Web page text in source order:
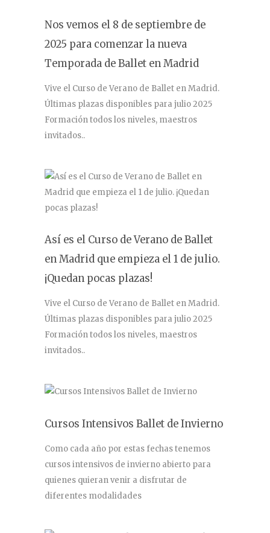
Nos vemos el 8 de septiembre de
2025 para comenzar la nueva
Temporada de Ballet en Madrid
Vive el Curso de Verano de Ballet en Madrid.
Últimas plazas disponibles para julio 2025
Formación todos los niveles, maestros
invitados..
Así es el Curso de Verano de Ballet
en Madrid que empieza el 1 de julio.
¡Quedan pocas plazas!
Vive el Curso de Verano de Ballet en Madrid.
Últimas plazas disponibles para julio 2025
Formación todos los niveles, maestros
invitados..
Cursos Intensivos Ballet de Invierno
Como cada año por estas fechas tenemos
cursos intensivos de invierno abierto para
quienes quieran venir a disfrutar de
diferentes modalidades